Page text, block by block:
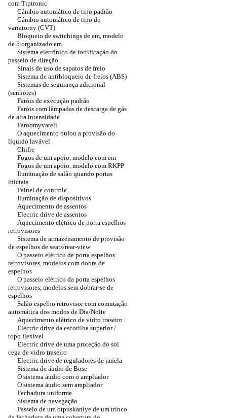
com Tiptronic
Câmbio automático de tipo padrão
Câmbio automático de tipo de
variatorny (CVT)
Bloqueio de switchings de em, modelo
de 5 organizado em
Sistema eletrônico de fortificação do
passeio de direção
Sinais de uso de sapatos de freio
Sistema de antibloqueio de freios (ABS)
Sistemas de segurança adicional
(senhores)
Faróis de execução padrão
Faróis com lâmpadas de descarga de gás
de alta intensidade
Faroomyvateli
O aquecimento bufou a provisão do
líquido lavável
Chifre
Fogos de um apoio, modelo com em
Fogos de um apoio, modelo com RKPP
Iluminação de salão quando portas
iniciais
Painel de controle
Iluminação de dispositivos
Aquecimento de assentos
Electric drive de assentos
Aquecimento elétrico de porta espelhos
retrovisores
Sistema de armazenamento de provisão
de espelhos de seats/rear-view
O passeio elétrico de porta espelhos
retrovisores, modelos com dobra de
espelhos
O passeio elétrico da porta espelhos
retrovisores, modelos sem dobrar-se de
espelhos
Salão espelho retrovisor com comutação
automática dos modos de Dia/Noite
Aquecimento elétrico de vidro traseiro
Electric drive da escotilha superior /
topo flexível
Electric drive de uma proteção do sol
cega de vidro traseiro
Electric drive de reguladores de janela
Sistema de áudio de Bose
O sistema áudio com o ampliador
O sistema áudio sem ampliador
Fechadura uniforme
Sistema de navegação
Passeio de um otpuskaniye de um trinco